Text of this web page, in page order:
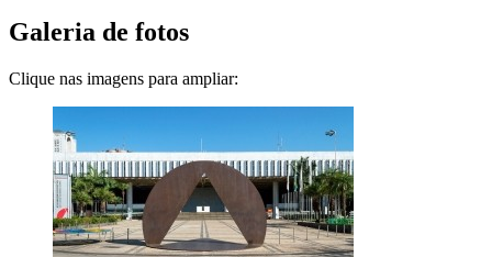
Galeria de fotos
Clique nas imagens para ampliar: